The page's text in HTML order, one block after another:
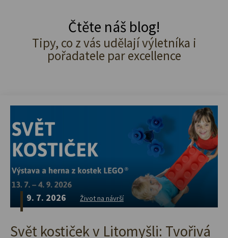
Čtěte náš blog!
Tipy, co z vás udělají výletníka i
pořadatele par excellence
9. 7. 2026 Život na návrší
Svět kostiček v Litomyšli: Tvořivá